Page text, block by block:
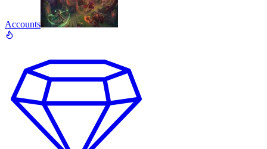
Accounts